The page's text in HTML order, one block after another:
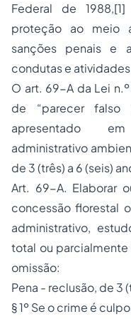
Federal de
proteção ao meio
sanções penais e
condutas e
O art. 69-A da Lei
de “parecer falso
apresentado
administrativo
de 3 (três) a 6 (seis)
Art. 69-A. Elaborar
concessão florestal
administrativo,
total ou
omissão:
Pena - reclusão, de 3
§ 1º Se o crime é